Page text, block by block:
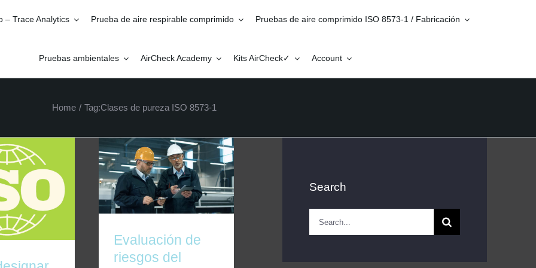
– Trace Analytics Prueba de aire respirable comprimido Pruebas de aire comprimido ISO 8573-1 / Fabricación
Pruebas ambientales AirCheck Academy Kits AirCheck✓ Account
Home / Tag:Clases de pureza ISO 8573-1
clases de
8573-1
Evaluación de riesgos
del sistema de aire
comprimido: ¿debo
realizar una prueba?
Evaluación de
riesgos del
Search
Search
for: